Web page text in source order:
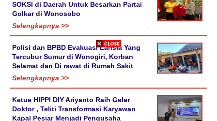
SOKSI di Daerah Untuk Besarkan Partai
Golkar di Wonosobo
Selengkapnya >>
Polisi dan BPBD Evakuasi Lansia Yang
Tercubur Sumur di Wonogiri, Korban
Selamat dan Di rawat di Rumah Sakit
Selengkapnya >>
Ketua HIPPI DIY Ariyanto Raih Gelar
Doktor , Teliti Transformasi Karyawan
Kapal Pesiar Menjadi Pengusaha